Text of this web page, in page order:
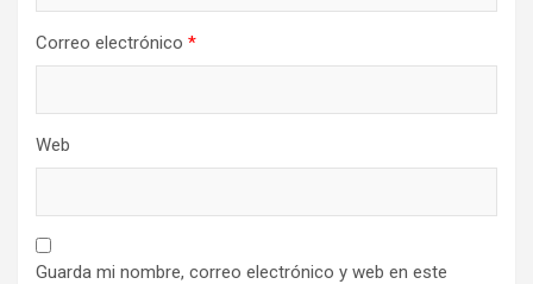
Correo electrónico *
Web
Guarda mi nombre, correo electrónico y web en este